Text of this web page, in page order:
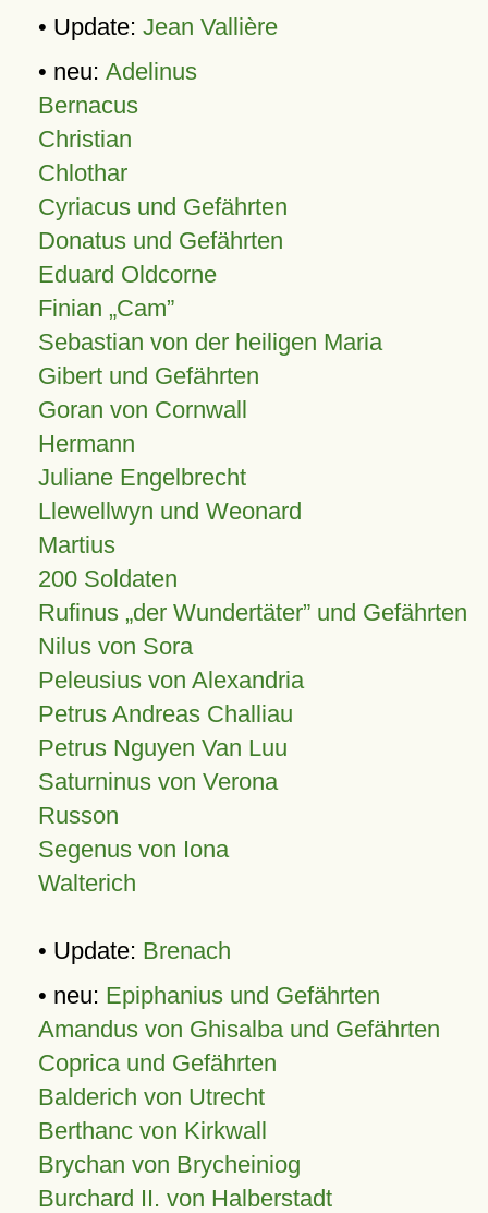
• Update: Jean Vallière
• neu: Adelinus
Bernacus
Christian
Chlothar
Cyriacus und Gefährten
Donatus und Gefährten
Eduard Oldcorne
Finian Cam
Sebastian von der heiligen Maria
Gibert und Gefährten
Goran von Cornwall
Hermann
Juliane Engelbrecht
Llewellwyn und Weonard
Martius
200 Soldaten
Rufinus „der Wundertäter” und Gefährten
Nilus von Sora
Peleusius von Alexandria
Petrus Andreas Challiau
Petrus Nguyen Van Luu
Saturninus von Verona
Russon
Segenus von Iona
Walterich
• Update: Brenach
• neu: Epiphanius und Gefährten
Amandus von Ghisalba und Gefährten
Coprica und Gefährten
Balderich von Utrecht
Berthanc von Kirkwall
Brychan von Brycheiniog
Burchard II. von Halberstadt